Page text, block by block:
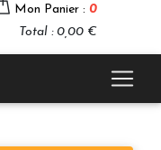
Mon Panier : 0
Total : 0,00 €